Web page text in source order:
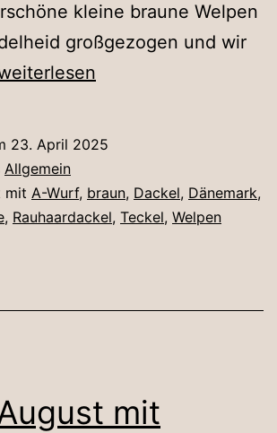
kleine braune Welpen
großgezogen und wir
23. April 2025
Allgemein
mit A-Wurf, braun, Dackel, Dänemark,
, Rauhaardackel, Teckel, Welpen
mit